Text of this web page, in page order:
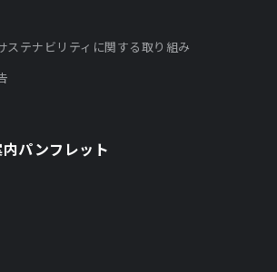
ステナビリティに関する取り組み
パンフレット